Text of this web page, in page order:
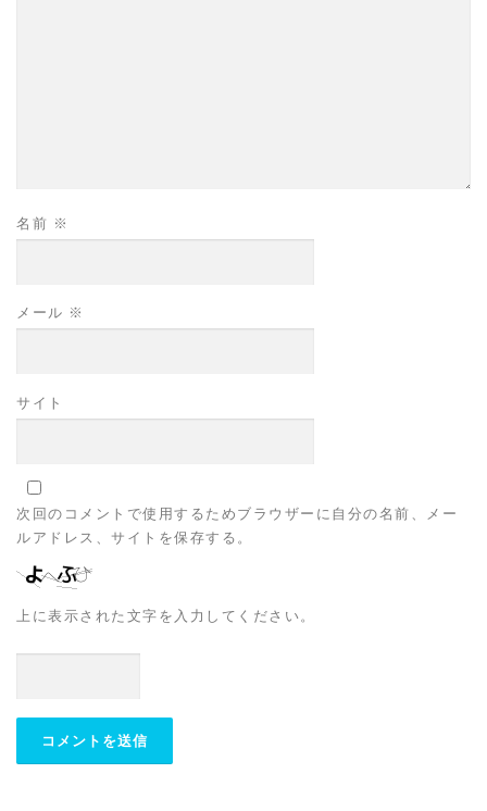
名前 ※
メール ※
サイト
次回のコメントで使用するためブラウザーに自分の名前、メー
ルアドレス、サイトを保存する。
上に表示された文字を入力してください。